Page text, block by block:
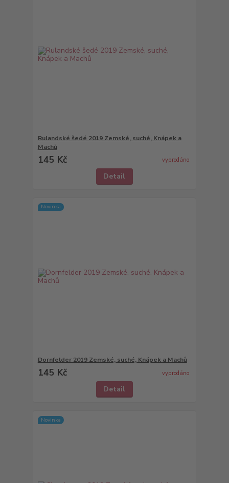
Rulandské šedé 2019 Zemské, suché, Knápek a
Machů
145 Kč vyprodáno
Detail
Novinka
Dornfelder 2019 Zemské, suché, Knápek a Machů
145 Kč vyprodáno
Detail
Novinka